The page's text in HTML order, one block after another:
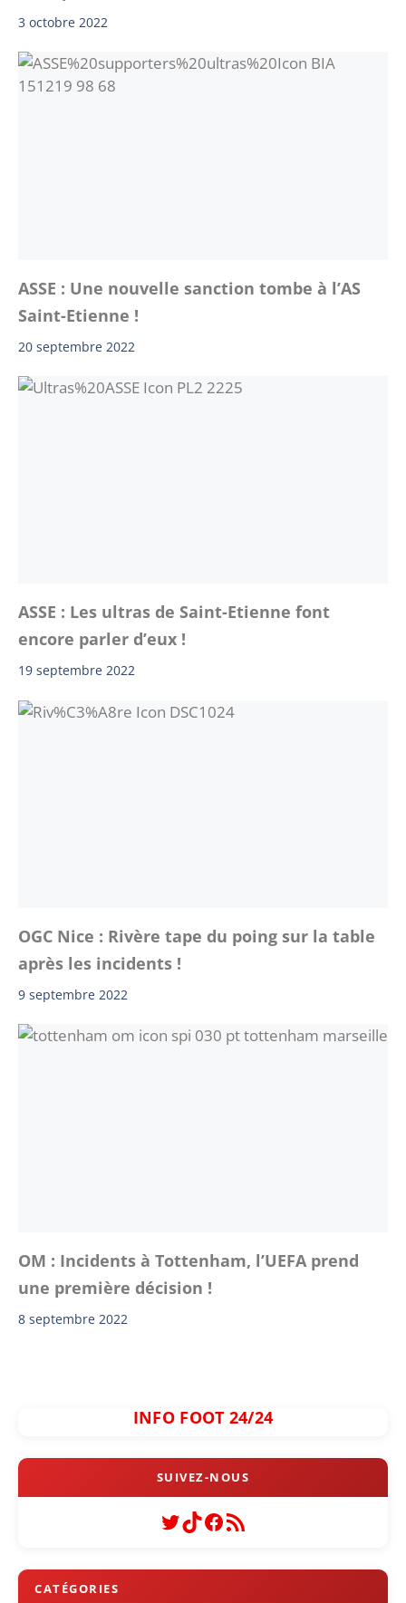
3 octobre 2022
ASSE : Une nouvelle sanction tombe à l’AS
Saint-Etienne !
20 septembre 2022
ASSE : Les ultras de Saint-Etienne font
encore parler d’eux !
19 septembre 2022
OGC Nice : Rivère tape du poing sur la table
après les incidents !
9 septembre 2022
OM : Incidents à Tottenham, l’UEFA prend
une première décision !
8 septembre 2022
INFO FOOT 24/24
Twitter
TikTok
Facebook
Flux RSS